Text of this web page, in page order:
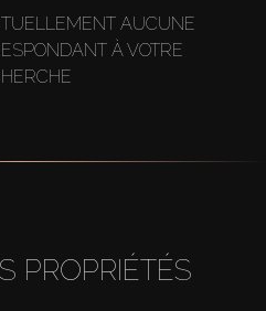
AUCUNE
À VOTRE
PROPRIÉTÉS